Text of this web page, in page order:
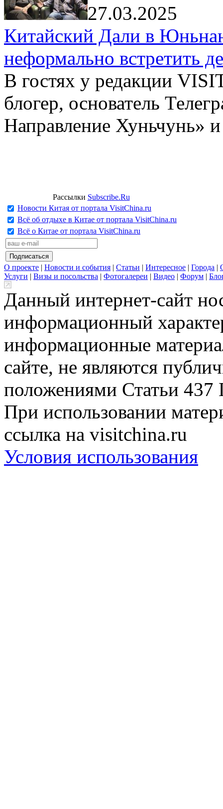
27.03.2025
Китайский Дали в
неформально встретить
В гостях у редакции
блогер, основатель
Направление Хуньчунь»
Рассылки Subscribe.Ru
Новости Китая от портала VisitChina.ru
Всё об отдыхе в Китае от портала VisitChina.ru
Всё о Китае от портала VisitChina.ru
О проекте | Новости и события | Статьи | Интересное | Города |
Услуги | Визы и посольства | Фотогалереи | Видео | Форум |
Данный интернет-сайт
информационный
информационные
сайте, не являются
положениями Статьи 437
При использовании
ссылка на visitchina.ru
Условия использования